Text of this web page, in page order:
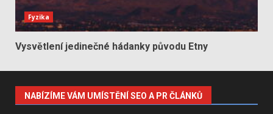
Fyzika
Vysvětlení jedinečné hádanky původu Etny
NABÍZÍME VÁM UMÍSTĚNÍ SEO A PR ČLÁNKŮ